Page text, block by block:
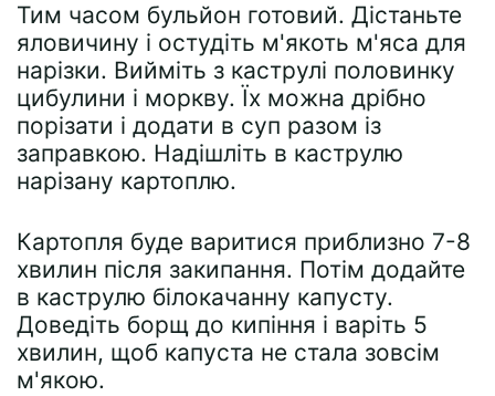
Тим часом бульйон готовий. Дістаньте
яловичину і остудіть м'якоть м'яса для
нарізки. Вийміть з каструлі половинку
цибулини і моркву. Їх можна дрібно
порізати і додати в суп разом із
заправкою. Надішліть в каструлю
нарізану картоплю.
Картопля буде варитися приблизно 7-8
хвилин після закипання. Потім додайте
в каструлю білокачанну капусту.
Доведіть борщ до кипіння і варіть 5
хвилин, щоб капуста не стала зовсім
м'якою.